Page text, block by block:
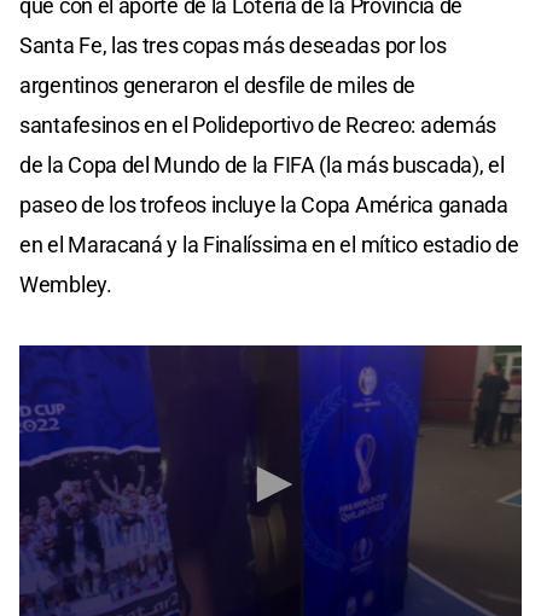
Santa Fe, las tres copas más deseadas por los
argentinos generaron el desfile de miles de
santafesinos en el Polideportivo de Recreo: además
de la Copa del Mundo de la FIFA (la más buscada), el
paseo de los trofeos incluye la Copa América ganada
en el Maracaná y la Finalíssima en el mítico estadio de
Wembley.